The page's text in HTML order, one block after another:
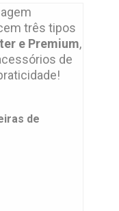
no
três tipos
e Premium,
de
de